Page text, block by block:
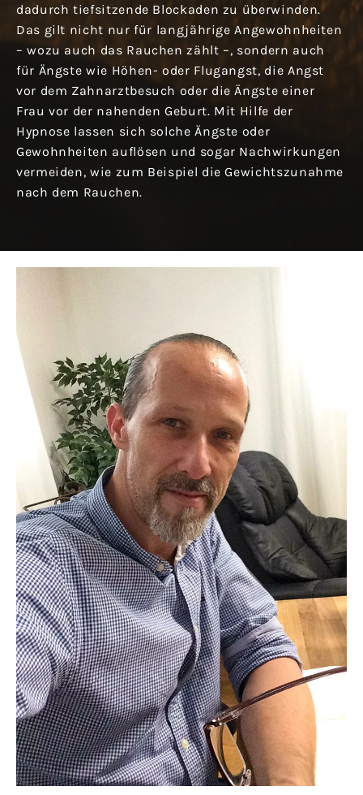
dadurch tiefsitzende Blockaden zu überwinden.
Das gilt nicht nur für langjährige Angewohnheiten
– wozu auch das Rauchen zählt –, sondern auch
für Ängste wie Höhen- oder Flugangst, die Angst
vor dem Zahnarztbesuch oder die Ängste einer
Frau vor der nahenden Geburt. Mit Hilfe der
Hypnose lassen sich solche Ängste oder
Gewohnheiten auflösen und sogar Nachwirkungen
vermeiden, wie zum Beispiel die Gewichtszunahme
nach dem Rauchen.